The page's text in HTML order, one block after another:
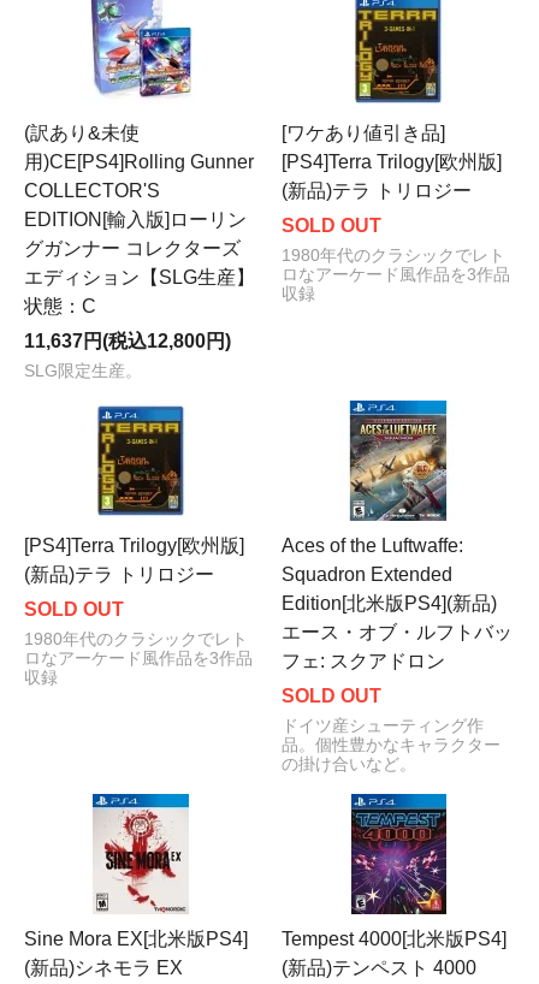
(訳あり&未使
用)CE[PS4]Rolling Gunner
COLLECTOR'S
EDITION[輸入版]ローリン
グガンナー コレクターズ
エディション【SLG生産】
状態：C
11,637円(税込12,800円)
SLG限定生産。
[ワケあり値引き品]
[PS4]Terra Trilogy[欧州版]
(新品)テラ トリロジー
SOLD OUT
1980年代のクラシックでレト
ロなアーケード風作品を3作品
収録
[PS4]Terra Trilogy[欧州版]
(新品)テラ トリロジー
SOLD OUT
1980年代のクラシックでレト
ロなアーケード風作品を3作品
収録
Aces of the Luftwaffe:
Squadron Extended
Edition[北米版PS4](新品)
エース・オブ・ルフトバッ
フェ: スクアドロン
SOLD OUT
ドイツ産シューティング作
品。個性豊かなキャラクター
の掛け合いなど。
Sine Mora EX[北米版PS4]
(新品)シネモラ EX
Tempest 4000[北米版PS4]
(新品)テンペスト 4000